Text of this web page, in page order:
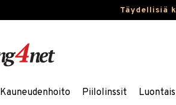
Täydellisiä
Kauneudenhoito Piilolinssit